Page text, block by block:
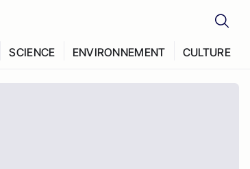
SCIENCE ENVIRONNEMENT CULTURE